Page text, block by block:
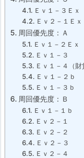
Ｅｖ１－３Ｅｘ
Ｅｖ２－１Ｅｘ
周回優先度：Ａ
Ｅｖ１－２Ｅｘ
Ｅｖ１－３
Ｅｖ１－４（財
Ｅｖ１－２ｂ
Ｅｖ１－３ｂ
周回優先度：Ｂ
Ｅｖ１－１ｂ
Ｅｖ２－１
Ｅｖ２－２
Ｅｖ２－３
Ｅｖ２－４